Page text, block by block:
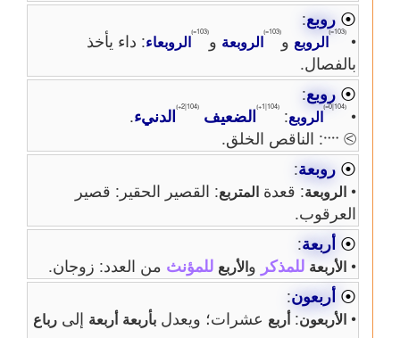
⦿ روبع:
•
الروبعو الروبعةو الروبعاء: داء يأخذ
بالفصال.
⦿ روبع:
•
الروبع: الضعيف الدنيء.
⧁ ᠁: الناقص الخلق.
⦿ روبعة:
• الروبعة: قعدة المتربع: القصير الحقير: قصير
العرقوب.
⦿ أربعة:
• الأربعة للمذكر والأربع للمؤنث من العدد: زوجان.
⦿ أربعون:
• الأربعون: أربععشرات؛ ويعدل بأربعة أربعةإلى رباع